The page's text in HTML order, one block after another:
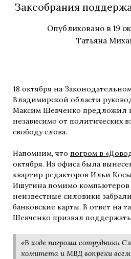
Заксобрания
Опубликовано в 19
Татьяна
18 октября на
Владимирской области
Максим Шевченко предложил
независимо от политических
свободу слова.
Напомним, что погром в
октября. Из офиса была
квартир редакторов Ильи
Ишутина помимо
неизвестные силовики
банковские карты. В ответ на
Шевченко призвал
«В ходе погрома сотрудники
комитета и МВД вопреки